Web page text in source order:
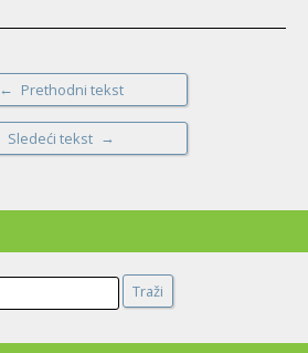
← Prethodni tekst
Sledeći tekst →
Traži